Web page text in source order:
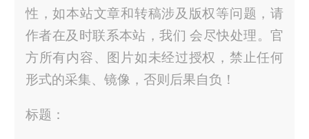
性，如本站文章和转稿涉及版权等问题，请
作者在及时联系本站，我们 会尽快处理。官
方所有内容、图片如未经过授权，禁止任何
形式的采集、镜像，否则后果自负！
标题：